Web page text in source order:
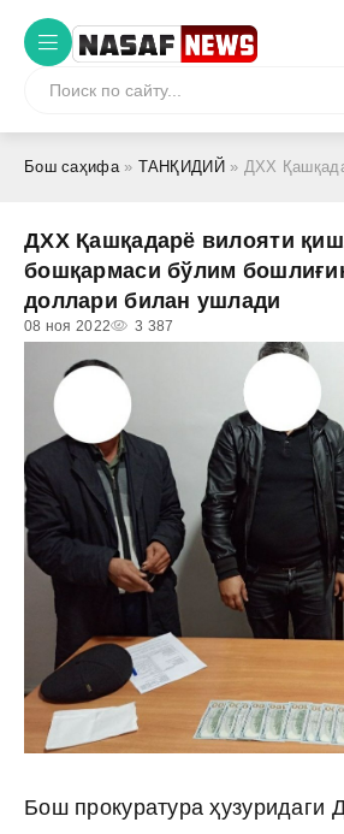
Бош саҳифа» ТАНҚИДИЙ » ДХХ Қашқадарё вилояти қишлоқ хўжалик
ДХХ Қашқадарё вилояти
бошқармаси бўлим
доллари билан ушлади
08 ноя 2022 3 387
Бош прокуратура ҳузуридаги